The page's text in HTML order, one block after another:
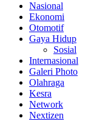
Nasional
Ekonomi
Otomotif
Gaya Hidup
Sosial
Internasional
Galeri Photo
Olahraga
Kesra
Network
Nextizen